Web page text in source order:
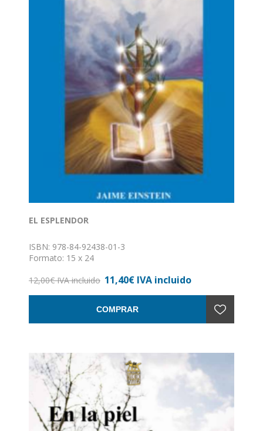
EL ESPLENDOR
ISBN: 978-84-92438-01-3
Formato: 15 x 24
Encuadernación: Rústica con solapas
12,00€ IVA incluido 11,40€ IVA incluido
COMPRAR